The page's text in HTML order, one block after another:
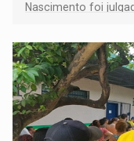
Nascimento foi